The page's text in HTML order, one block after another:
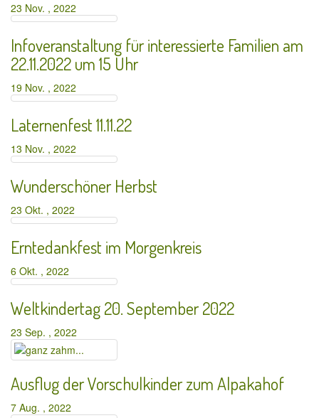
23 Nov. , 2022
Infoveranstaltung für interessierte Familien am
22.11.2022 um 15 Uhr
19 Nov. , 2022
Laternenfest 11.11.22
13 Nov. , 2022
Wunderschöner Herbst
23 Okt. , 2022
Erntedankfest im Morgenkreis
6 Okt. , 2022
Weltkindertag 20. September 2022
23 Sep. , 2022
Ausflug der Vorschulkinder zum Alpakahof
7 Aug. , 2022